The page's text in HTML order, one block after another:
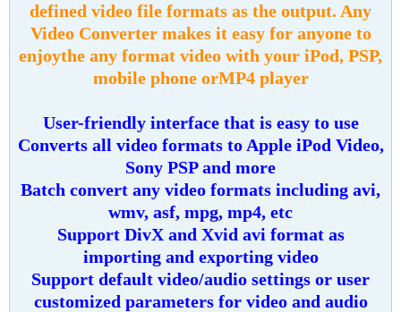
defined video file formats as the output. Any
Video Converter makes it easy for anyone to
enjoythe any format video with your iPod, PSP,
mobile phone orMP4 player
User-friendly interface that is easy to use
Converts all video formats to Apple iPod Video,
Sony PSP and more
Batch convert any video formats including avi,
wmv, asf, mpg, mp4, etc
Support DivX and Xvid avi format as
importing and exporting video
Support default video/audio settings or user
customized parameters for video and audio